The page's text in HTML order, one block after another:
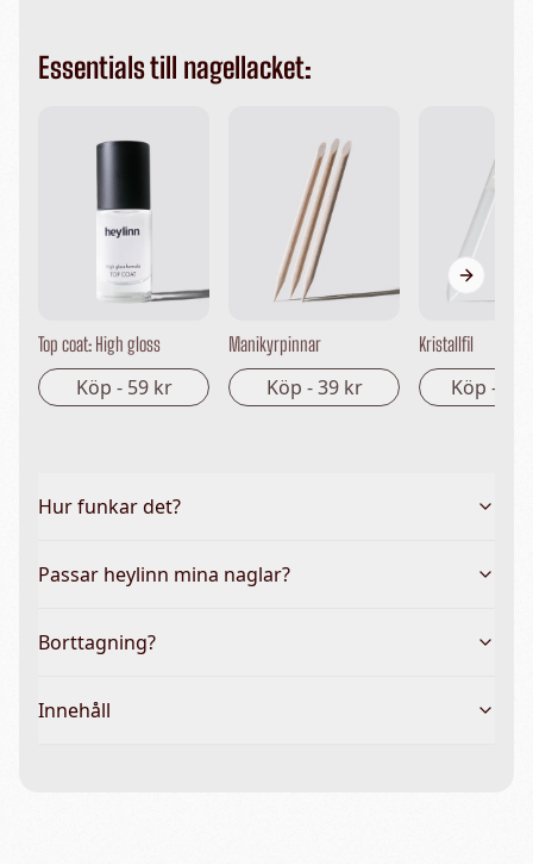
Essentials till nagellacket:
Top coat: High gloss
Köp - 59 kr
Manikyrpinnar
Köp -39 kr
Kristallfil
Köp -
Next
Hur funkar det?
Passar heylinn mina naglar?
Borttagning?
Innehåll